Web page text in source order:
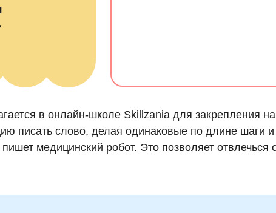
в онлайн-школе Skillzania для закрепления
писать слово, делая одинаковые по длине шаги
медицинский робот. Это позволяет отвлечься